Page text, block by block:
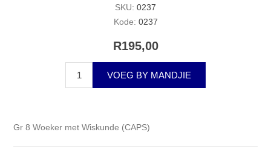
SKU: 0237
Kode: 0237
R195,00
VOEG BY MANDJIE
Gr 8 Woeker met Wiskunde (CAPS)